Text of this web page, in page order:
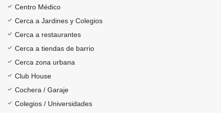
Centro Médico
Cerca a Jardines y Colegios
Cerca a restaurantes
Cerca a tiendas de barrio
Cerca zona urbana
Club House
Cochera / Garaje
Colegios / Universidades